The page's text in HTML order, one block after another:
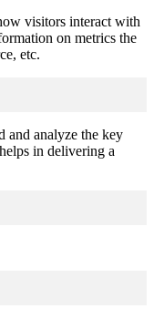
visitors interact with
on metrics the
etc.
and analyze the key
in delivering a